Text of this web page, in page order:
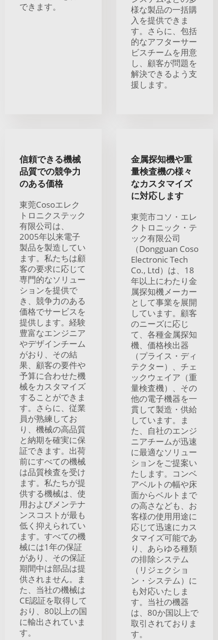
できます。
様な製品の一括購
入を提供できま
す。さらに、包括
的なアフターサー
ビスチームを用意
し、顧客が問題を
解決できるよう支
援します。
信頼できる機械
品質での競争力
のある価格
東莞Cosoエレク
トロニクステック
有限公司は、
2005年以来電子
製品を製造してい
ます。私たちは顧
客の要求に応じて
専門的なソリュー
ションを提供で
き、競争力のある
価格でサービスを
提供します。経験
豊富なエンジニア
やデザインチーム
がおり、その結
果、顧客の要件や
予算に合わせた機
械をカスタマイズ
することができま
す。さらに、従業
員が熟練してお
り、機械の高品質
と納期を確実に保
証できます。出荷
前にすべての機械
は品質検査を受け
ます。私たちが提
供する機械は、使
用およびメンテナ
ンスコストが最も
低く抑えられてい
ます。すべての機
械には1年の保証
があり、その保証
期間中は部品は提
供されません。ま
た、当社の機械は
CE認証を取得して
おり、80以上の国
に輸出されていま
す。
金属探知機や重
量検査機の様々
なカスタマイズ
に対応します
東莞市コソ・エレ
クトロニック・テ
ック有限公司
（Dongguan Coso
Electronic Tech
Co., Ltd）は、18
年以上にわたり金
属探知機メーカー
として事業を展開
しています。顧客
のニーズに応じ
て、各種金属探知
機、価格検出器
（プライス・ディ
テクター）、チェ
ックウェイア（重
量検査機）、その
他の電子機器を一
貫して製造・供給
しています。ま
た、自社のエンジ
ニアチームが迅速
に最適なソリュー
ションをご提案い
たします。コンベ
アベルトの幅や床
面からベルトまで
の高さなども、お
客様の使用用途に
応じて迅速にカス
タマイズ可能であ
り、あらゆる種類
の排除システム
（リジェクショ
ン・システム）に
も対応いたしま
す。当社の機器
は、80か国以上で
取引されておりま
す。